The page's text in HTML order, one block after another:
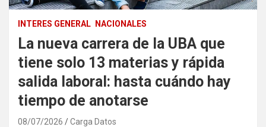
INTERES GENERAL NACIONALES
La nueva carrera de la UBA que
tiene solo 13 materias y rápida
salida laboral: hasta cuándo hay
tiempo de anotarse
08/07/2026 Carga Datos